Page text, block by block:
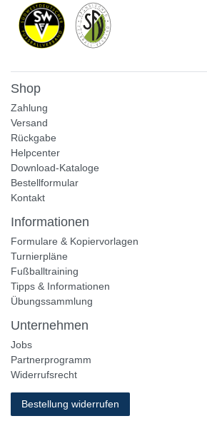
Shop
Zahlung
Versand
Rückgabe
Helpcenter
Download-Kataloge
Bestellformular
Kontakt
Informationen
Formulare & Kopiervorlagen
Turnierpläne
Fußballtraining
Tipps & Informationen
Übungssammlung
Unternehmen
Jobs
Partnerprogramm
Widerrufsrecht
Bestellung widerrufen